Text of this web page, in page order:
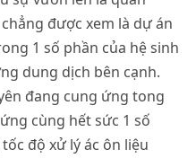
được xem là dự án
1 số phần của hệ sinh
dung dịch bên cạnh.
đang cung ứng tong
cùng hết sức 1 số
độ xử lý ác ôn liệu